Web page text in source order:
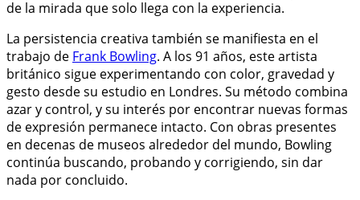
de la mirada que solo llega con la experiencia.
La persistencia creativa también se manifiesta en el
trabajo de Frank Bowling. A los 91 años, este artista
británico sigue experimentando con color, gravedad y
gesto desde su estudio en Londres. Su método combina
azar y control, y su interés por encontrar nuevas formas
de expresión permanece intacto. Con obras presentes
en decenas de museos alrededor del mundo, Bowling
continúa buscando, probando y corrigiendo, sin dar
nada por concluido.